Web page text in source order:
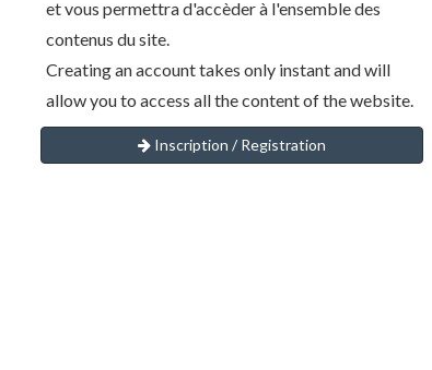
et vous permettra d'accèder à l'ensemble des
contenus du site.
Creating an account takes only instant and will
allow you to access all the content of the website.
Inscription / Registration